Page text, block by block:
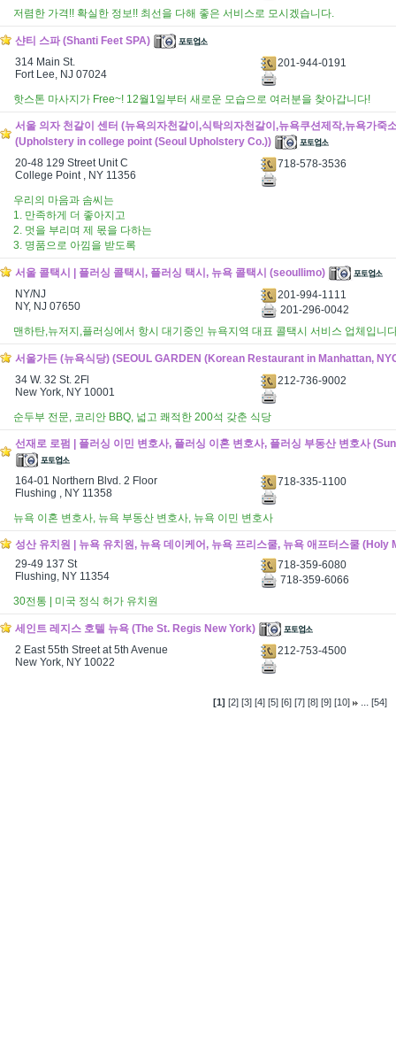
저렴한 가격!! 확실한 정보!! 최선을 다해 좋은 서비스로 모시겠습니다.
샨티 스파 (Shanti Feet SPA)
314 Main St.
Fort Lee, NJ 07024
201-944-0191
핫스톤 마사지가 Free~! 12월1일부터 새로운 모습으로 여러분을 찾아갑니다!
서울 의자 천갈이 센터 (뉴욕의자천갈이,식탁의자천갈이,뉴욕쿠션제작,뉴욕가죽
(Upholstery in college point (Seoul Upholstery Co.))
20-48 129 Street Unit C
College Point , NY 11356
718-578-3536
우리의 마음과 솜씨는
1. 만족하게 더 좋아지고
2. 멋을 부리며 제 몫을 다하는
3. 명품으로 아낌을 받도록
서울 콜택시 | 플러싱 콜택시, 플러싱 택시, 뉴욕 콜택시 (seoullimo)
NY/NJ
NY, NJ 07650
201-994-1111
201-296-0042
맨하탄,뉴저지,플러싱에서 항시 대기중인 뉴욕지역 대표 콜택시 서비스 업체입니
서울가든 (뉴욕식당) (SEOUL GARDEN (Korean Restaurant in Manhattan,
34 W. 32 St. 2Fl
New York, NY 10001
212-736-9002
순두부 전문, 코리안 BBQ, 넓고 쾌적한 200석 갖춘 식당
선재로 로펌 | 플러싱 이민 변호사, 플러싱 이혼 변호사, 플러싱 부동산 변호사
164-01 Northern Blvd. 2 Floor
Flushing , NY 11358
718-335-1100
뉴욕 이혼 변호사, 뉴욕 부동산 변호사, 뉴욕 이민 변호사
성산 유치원 | 뉴욕 유치원, 뉴욕 데이케어, 뉴욕 프리스쿨, 뉴욕 애프터스쿨 (Holy
29-49 137 St
Flushing, NY 11354
718-359-6080
718-359-6066
30전통 | 미국 정식 허가 유치원
세인트 레지스 호텔 뉴욕 (The St. Regis New York)
2 East 55th Street at 5th Avenue
New York, NY 10022
212-753-4500
[1] [2] [3] [4] [5] [6] [7] [8] [9] [10] ... [54]